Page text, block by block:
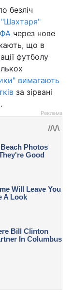
безліч
"Шахтаря"
через нове
що в
футболу
вимагають
за зірвані
Реклама